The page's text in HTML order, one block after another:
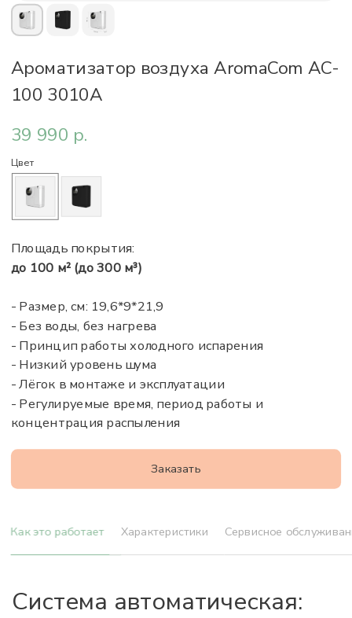
Ароматизатор воздуха AromaCom AC-
100 3010А
39 990 р.
Цвет
Площадь покрытия:
до 100 м² (до 300 м³)
- Размер, см: 19,6*9*21,9
- Без воды, без нагрева
- Принцип работы холодного испарения
- Низкий уровень шума
- Лёгок в монтаже и эксплуатации
- Регулируемые время, период работы и
концентрация распыления
Заказать
Как это работает Характеристики Сервисное
Настраивается индивидуально
под каждое помещение.
Регулируются дни и часы работы,
интенсивность подачи аромата.
Средний расход картриджа с
ароматической жидкостью при 8-
Система автоматическая: